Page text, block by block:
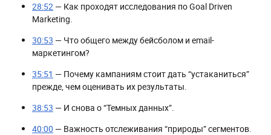
28:52 — Как проходят исследования по Goal Driven
Marketing.
30:53 — Что общего между бейсболом и email-
маркетингом?
35:51 — Почему кампаниям стоит дать “устаканиться”
прежде, чем оценивать их результаты.
38:53 — И снова о “Темных данных”.
40:00 — Важность отслеживания “природы” сегментов.